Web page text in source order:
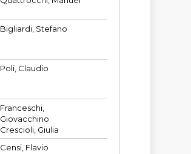
Bigliardi, Stefano
Poli, Claudio
Franceschi,
Giovacchino
Crescioli, Giulia
Censi, Flavio